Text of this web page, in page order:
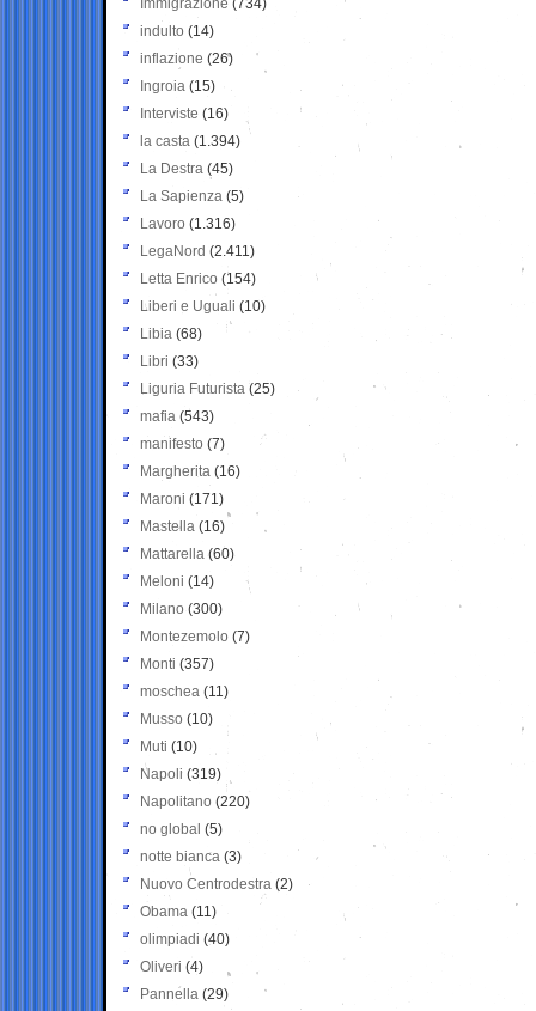
Immigrazione (734)
indulto (14)
inflazione (26)
Ingroia (15)
Interviste (16)
la casta (1.394)
La Destra (45)
La Sapienza (5)
Lavoro (1.316)
LegaNord (2.411)
Letta Enrico (154)
Liberi e Uguali (10)
Libia (68)
Libri (33)
Liguria Futurista (25)
mafia (543)
manifesto (7)
Margherita (16)
Maroni (171)
Mastella (16)
Mattarella (60)
Meloni (14)
Milano (300)
Montezemolo (7)
Monti (357)
moschea (11)
Musso (10)
Muti (10)
Napoli (319)
Napolitano (220)
no global (5)
notte bianca (3)
Nuovo Centrodestra (2)
Obama (11)
olimpiadi (40)
Oliveri (4)
Pannella (29)